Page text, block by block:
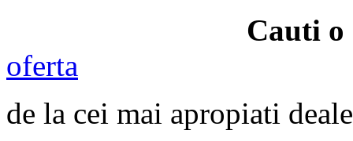
Cauti o
oferta
de la cei mai apropiati